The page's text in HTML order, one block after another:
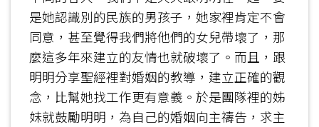
是她認識別的民族的男孩子，她家裡肯定不會
同意，甚至覺得我們將他們的女兒帶壞了，那
麼這多年來建立的友情也就破壞了。而且，跟
明明分享聖經裡對婚姻的教導，建立正確的觀
念，比幫她找工作更有意義。於是團隊裡的姊
妹就鼓勵明明，為自己的婚姻向主禱告，求主